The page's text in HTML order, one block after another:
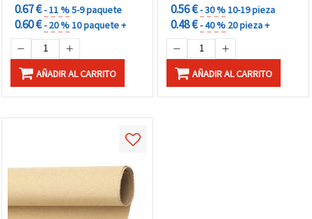
0.67 €- 11 %5-9 paquete
0.60 €- 20 %10 paquete +
AÑADIR AL CARRITO
0.56 €- 30 %10-19 pieza
0.48 €- 40 % 20 pieza +
AÑADIR AL CARRITO